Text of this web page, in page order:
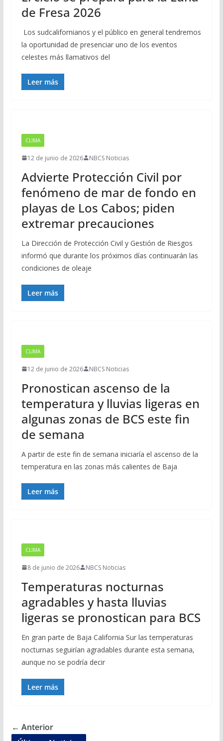
de Fresa 2026
Los sudcalifornianos y el público en general tendremos
la oportunidad de presenciar uno de los eventos
celestes más llamativos del
Leer más
CLIMA
12 de junio de 2026 NBCS Noticias
Advierte Protección Civil por
fenómeno de mar de fondo en
playas de Los Cabos; piden
extremar precauciones
La Dirección de Protección Civil y Gestión de Riesgos
informó que durante los próximos días continuarán las
condiciones de oleaje
Leer más
CLIMA
12 de junio de 2026 NBCS Noticias
Pronostican ascenso de la
temperatura y lluvias ligeras en
algunas zonas de BCS este fin
de semana
A partir de este fin de semana iniciaría el ascenso de la
temperatura en las zonas más calientes de Baja
Leer más
CLIMA
8 de junio de 2026 NBCS Noticias
Temperaturas nocturnas
agradables y hasta lluvias
ligeras se pronostican para BCS
En gran parte de Baja California Sur las temperaturas
nocturnas seguirían agradables durante esta semana,
aunque no se podría decir
Leer más
← Anterior